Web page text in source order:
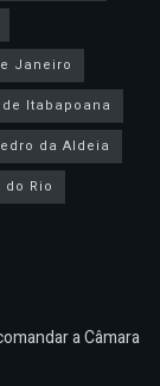
Janeiro
Itabapoana
da Aldeia
do Rio
a Câmara